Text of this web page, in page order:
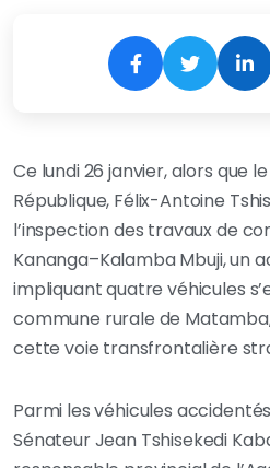
Ce lundi 26 janvier, alors que
République, Félix-Antoine
l’inspection des travaux de
Kananga–Kalamba Mbuji, un
impliquant quatre véhicules
commune rurale de
cette voie transfrontalière
Parmi les véhicules
Sénateur Jean Tshisekedi